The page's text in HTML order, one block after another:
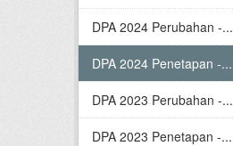
DPA 2024 Perubahan -...
DPA 2024 Penetapan -...
DPA 2023 Perubahan -...
DPA 2023 Penetapan -...